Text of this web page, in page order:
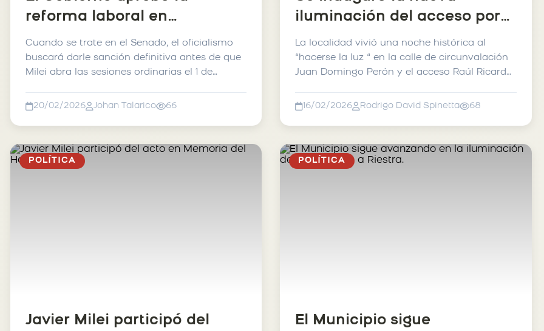
reforma laboral en
Diputados, sin el artículo 44
Cuando se trate en el Senado, el oficialismo
buscará darle sanción definitiva antes de que
Milei abra las sesiones ordinarias el 1 de
20/02/2026 Johan Talarico 66
iluminación del acceso por
tierra a Norberto De La
Riestra.
La localidad vivió una noche histórica al
“hacerse la luz “ en la calle de circunvalación
Juan Domingo Perón y el acceso Raúl Ricardo
16/02/2026 Rodrigo David Spinetta 68
POLÍTICA
Javier Milei participó del
POLÍTICA
El Municipio sigue